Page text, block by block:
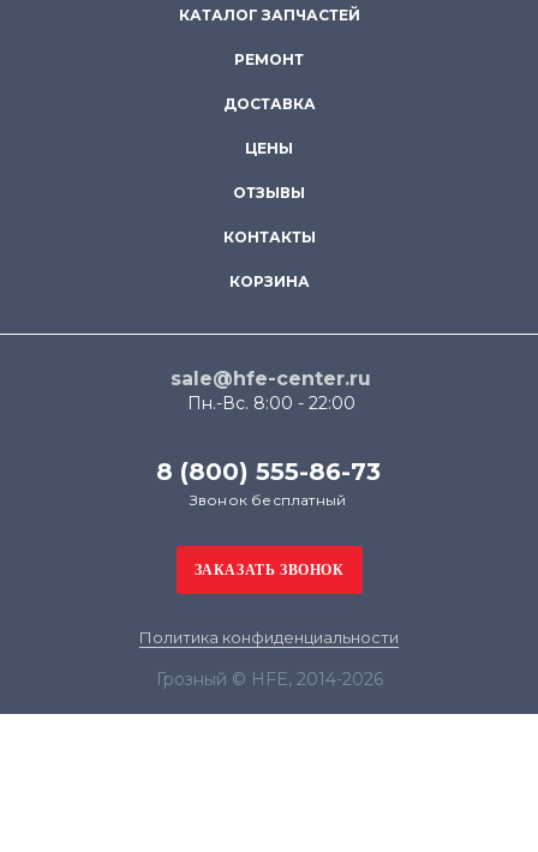
КАТАЛОГ ЗАПЧАСТЕЙ
РЕМОНТ
ДОСТАВКА
ЦЕНЫ
ОТЗЫВЫ
КОНТАКТЫ
КОРЗИНА
sale@hfe-center.ru
Пн.-Вс. 8:00 - 22:00
8 (800) 555-86-73
Звонок бесплатный
Политика конфиденциальности
Грозный © HFE, 2014-2026